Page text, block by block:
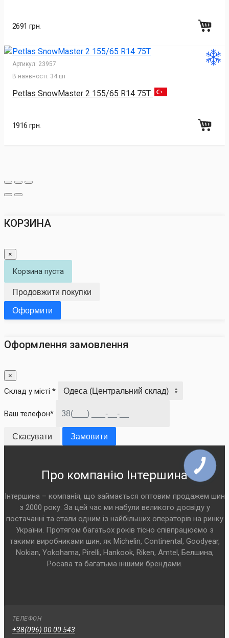
2691 грн.
Артикул: 23957
В наявності: 34 шт
Petlas SnowMaster 2 155/65 R14 75T
1916 грн.
КОРЗИНА
×
Корзина пуста
Продовжити покупки
Оформити
Оформлення замовлення
×
Склад у місті *
Ваш телефон*
Скасувати Замовити
Про компанію Інтершина
Інтершина – компанія, що займається оптовим продажем шин
з 2000 року. За цей час ми набули великого досвіду у
постачанні та стали одним із найбільших операторів на ринку
України. Протягом багатьох років тісно співпрацюємо з
такими виробниками шин, як Michelin, Continental, Goodyear,
Nokian, Yokohama, Pirelli, Hankook, Riken, Amtel, Белшина,
Росава та багатьма іншими брендами.
ТЕЛЕФОН
+38(096) 00 00 543